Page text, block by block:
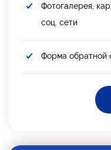
Фотогалерея,
соц. сети
Форма обратной